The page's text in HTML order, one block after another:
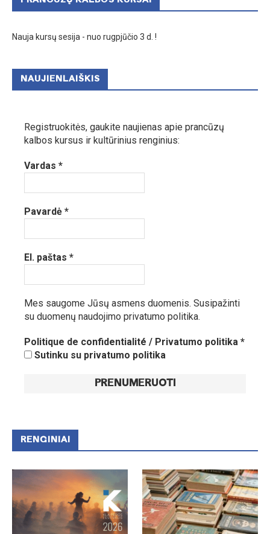
Nauja kursų sesija - nuo rugpjūčio 3 d. !
NAUJIENLAIŠKIS
Registruokitės, gaukite naujienas apie prancūzų
kalbos kursus ir kultūrinius renginius:
Vardas *
Pavardė *
El. paštas *
Mes saugome Jūsų asmens duomenis. Susipažinti
su duomenų naudojimo privatumo politika.
Politique de confidentialité / Privatumo politika *
Sutinku su privatumo politika
RENGINIAI